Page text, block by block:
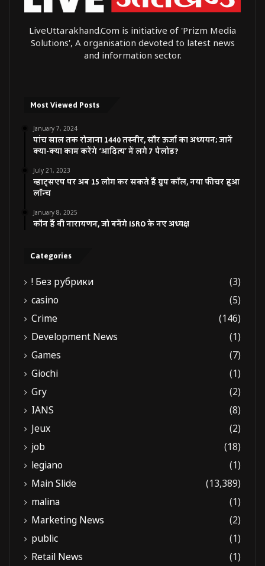
LiveUttarakhand.Com is initiative of 'Prizm Media
Solutions', A organisation devoted to latest news
and information sector.
Most Viewed Posts
January 7, 2024
पांच साल तक रोजाना 1440 तस्वीर, सौर ऊर्जा का अध्ययन; जानें
क्या-क्या काम करेंगे ‘आदित्य’ में लगे 7 पेलोड?
July 21, 2023
व्हाट्सएप पर अब 15 लोग कर सकते हैं ग्रुप कॉल, नया फीचर हुआ
लॉन्च
January 8, 2025
कौन हैं वी नारायणन, जो बनेंगे ISRO के नए अध्यक्ष
Categories
! Без рубрики
(3)
casino
(5)
Crime
(146)
Development News
(1)
Games
(7)
Giochi
(1)
Gry
(2)
IANS
(8)
Jeux
(2)
job
(18)
legiano
(1)
Main Slide
(13,389)
malina
(1)
Marketing News
(2)
public
(1)
Retail News
(1)